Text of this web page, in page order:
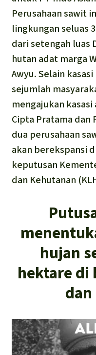
Perusahaan sawit
lingkungan seluas
dari setengah luas
hutan adat marga
Awyu. Selain
sejumlah
mengajukan
Cipta Pratama dan
dua perusahaan
akan berekspansi
keputusan
dan Kehutanan
hujan
hektare di
dan